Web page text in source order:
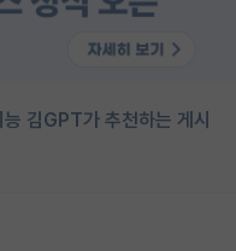
김GPT가 추천하는 게시